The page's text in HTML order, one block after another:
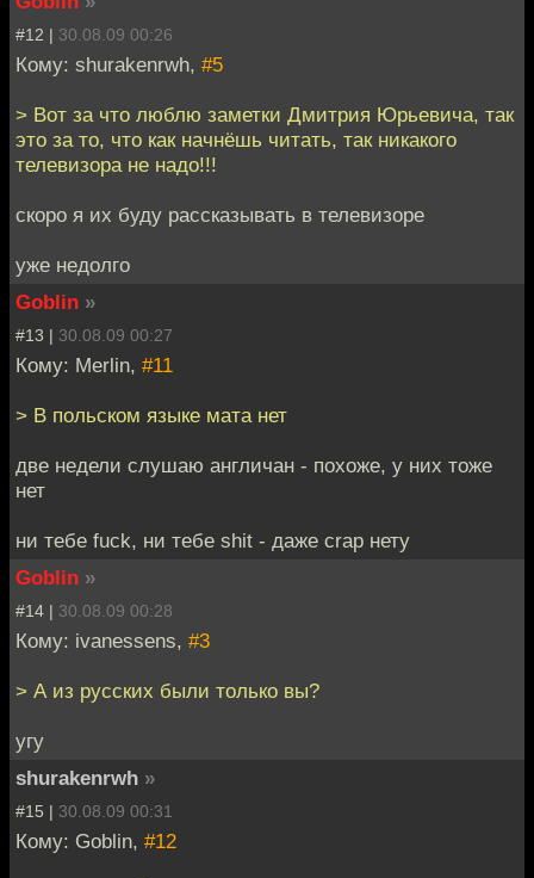
#12 | 30.08.09 00:26
Кому: shurakenrwh, #5
> Вот за что люблю заметки Дмитрия Юрьевича, так
это за то, что как начнёшь читать, так никакого
телевизора не надо!!!
скоро я их буду рассказывать в телевизоре
уже недолго
Goblin »
#13 | 30.08.09 00:27
Кому: Merlin, #11
> В польском языке мата нет
две недели слушаю англичан - похоже, у них тоже
нет
ни тебе fuck, ни тебе shit - даже crap нету
Goblin »
#14 | 30.08.09 00:28
Кому: ivanessens, #3
> А из русских были только вы?
угу
shurakenrwh »
#15 | 30.08.09 00:31
Кому: Goblin, #12